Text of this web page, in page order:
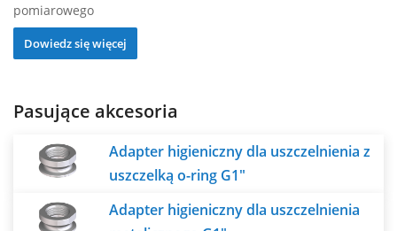
pomiarowego
Dowiedz się więcej
Pasujące akcesoria
Adapter higieniczny dla uszczelnienia z
uszczelką o-ring G1"
Adapter higieniczny dla uszczelnienia